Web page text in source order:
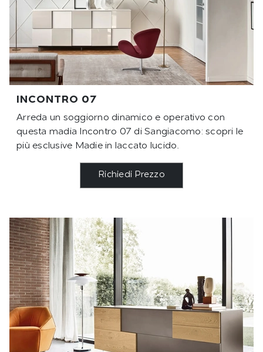
INCONTRO 07
Arreda un soggiorno dinamico e operativo con
questa madia Incontro 07 di Sangiacomo: scopri le
più esclusive Madie in laccato lucido.
Richiedi Prezzo